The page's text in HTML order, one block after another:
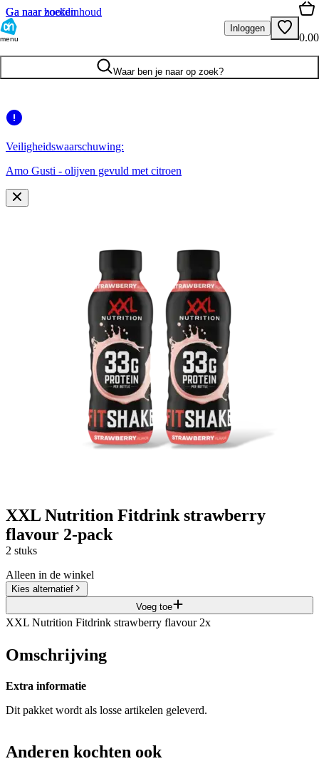
Ga naar hoofdinhoud
Ga naar zoeken
menu
Inloggen
0.00
Waar ben je naar op zoek?
Veiligheidswaarschuwing:
Amo Gusti - olijven gevuld met citroen
XXL Nutrition Fitdrink strawberry
flavour 2-pack
2 stuks
Alleen in de winkel
Kies alternatief
Voeg toe
XXL Nutrition Fitdrink strawberry flavour 2x
Omschrijving
Extra informatie
Dit pakket wordt als losse artikelen geleverd.
Anderen kochten ook